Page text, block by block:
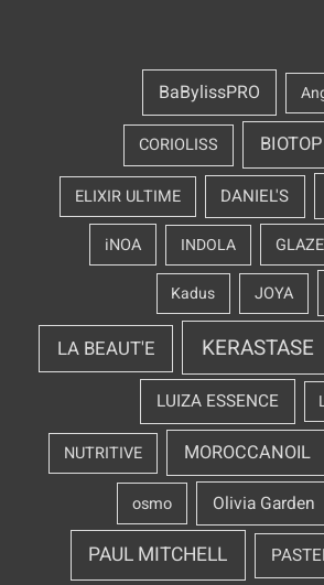
BaBylissPRO
BIOTOP
CORIOLISS
DANIEL'S
ELIXIR ULTIME
INDOLA
iNOA
JOYA
Kadus
KERASTASE
LA BEAUT'E
LUIZA ESSENCE
MOROCCANOIL
NUTRITIVE
Olivia Garden
osmo
PAUL MITCHELL